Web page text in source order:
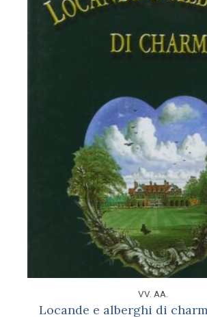
VV. AA.
Locande e alberghi di